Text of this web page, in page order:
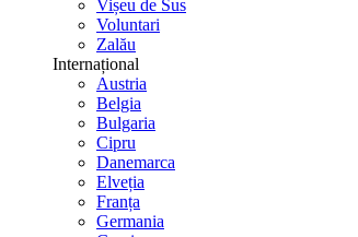
Vișeu de Sus
Voluntari
Zalău
Internațional
Austria
Belgia
Bulgaria
Cipru
Danemarca
Elveția
Franța
Germania